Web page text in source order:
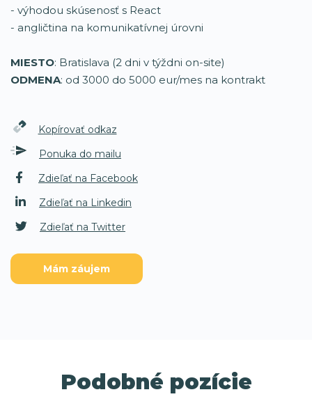
- výhodou skúsenosť s React
- angličtina na komunikatívnej úrovni
MIESTO: Bratislava (2 dni v týždni on-site)
ODMENA: od 3000 do 5000 eur/mes na kontrakt
Kopírovať odkaz
Ponuka do mailu
Zdieľať na Facebook
Zdieľať na Linkedin
Zdieľať na Twitter
Mám záujem
Podobné pozície